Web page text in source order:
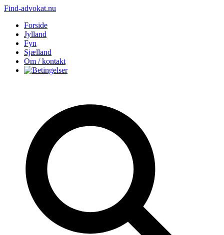
Find-advokat.nu
Forside
Jylland
Fyn
Sjælland
Om / kontakt